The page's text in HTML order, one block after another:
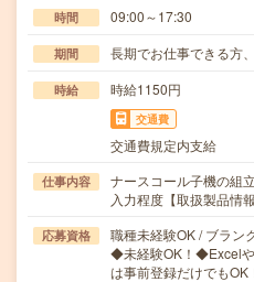
時間 09:00～17:30
期間 長期でお仕事できる方
時給 時給1150円
交通費
交通費規定内支給
仕事内容
ナースコール子機の組
入力程度【取扱製品
応募資格
職種未経験OK / ブラン
◆未経験OK！◆Excelや
は事前登録だけでも